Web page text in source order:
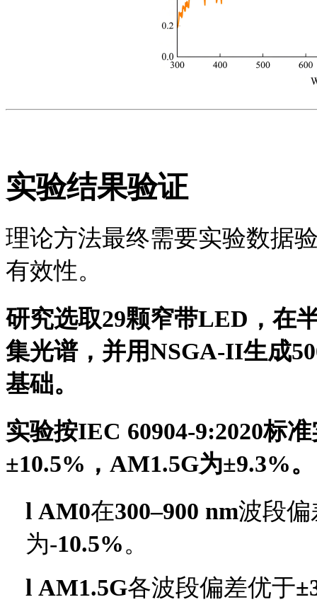
实验结果验证
理论方法最终需要实验数据
有效性。
研究选取29颗窄带LED，在
集光谱，并用NSGA-II生成
基础。
实验按IEC 60904-9:2020标
±10.5%，AM1.5G为±9.3%。
l AM0在300–900 nm波段偏
为-10.5%。
l AM1.5G各波段偏差优于